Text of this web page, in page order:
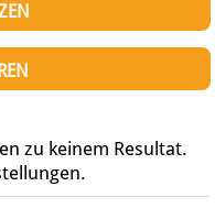
zu keinem Resultat.